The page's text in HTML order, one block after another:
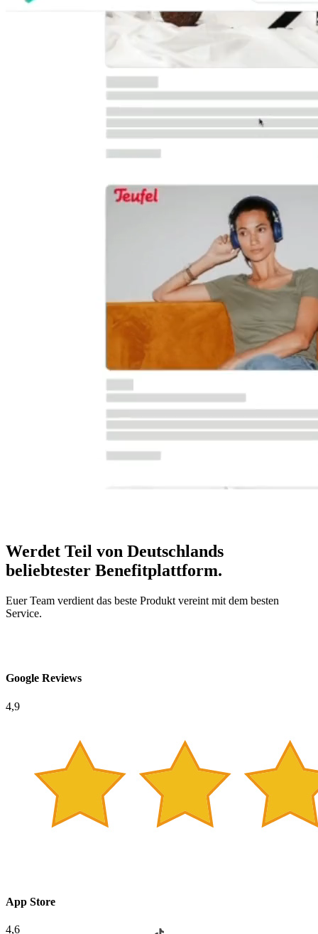
Werdet Teil von Deutschlands
beliebtester Benefitplattform.
Euer Team verdient das beste Produkt vereint mit dem besten
Service.
Google Reviews
4,9
App Store
4,6